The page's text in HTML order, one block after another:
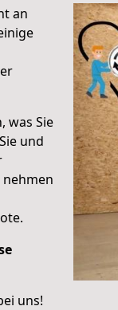
an
was Sie
und
nehmen
uns!